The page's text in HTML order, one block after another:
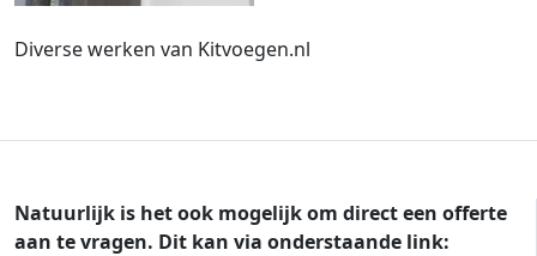
Diverse werken van Kitvoegen.nl
Natuurlijk is het ook mogelijk om direct een offerte
aan te vragen. Dit kan via onderstaande link: